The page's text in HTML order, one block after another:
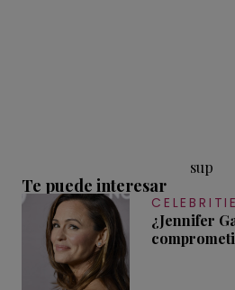
sup
Te puede interesar
¿Jennifer